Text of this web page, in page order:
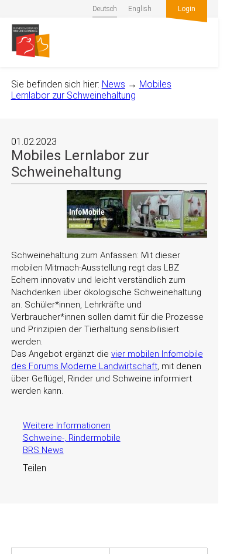
Deutsch English Login
Sie befinden sich hier: News → Mobiles
Lernlabor zur Schweinehaltung
01.02.2023
Mobiles Lernlabor zur
Schweinehaltung
Schweinehaltung zum Anfassen: Mit dieser
mobilen Mitmach-Ausstellung regt das LBZ
Echem innovativ und leicht verständlich zum
Nachdenken über ökologische Schweinehaltung
an. Schüler*innen, Lehrkräfte und
Verbraucher*innen sollen damit für die Prozesse
und Prinzipien der Tierhaltung sensibilisiert
werden.
Das Angebot ergänzt die vier mobilen Infomobile
des Forums Moderne Landwirtschaft, mit denen
über Geflügel, Rinder und Schweine informiert
werden kann.
Weitere Informationen
Schweine-, Rindermobile
BRS News
Teilen